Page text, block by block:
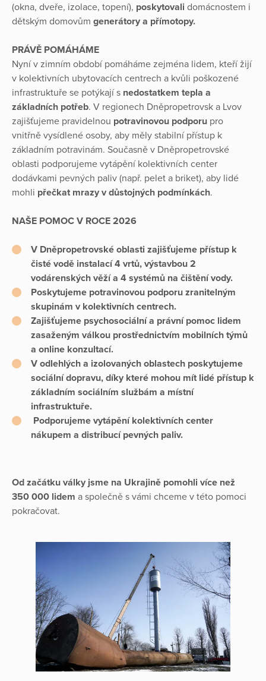
(okna, dveře, izolace, topení), poskytovali domácnostem i
dětským domovům generátory a přímotopy.
PRÁVĚ POMÁHÁME
Nyní v zimním období pomáháme zejména lidem, kteří žijí
v kolektivních ubytovacích centrech a kvůli poškozené
infrastruktuře se potýkají s nedostatkem tepla a
základních potřeb. V regionech Dněpropetrovsk a Lvov
zajišťujeme pravidelnou potravinovou podporu pro
vnitřně vysídlené osoby, aby měly stabilní přístup k
základním potravinám. Současně v Dněpropetrovské
oblasti podporujeme vytápění kolektivních center
dodávkami pevných paliv (např. pelet a briket), aby lidé
mohli přečkat mrazy v důstojných podmínkách.
NAŠE POMOC V ROCE 2026
V Dněpropetrovské oblasti zajišťujeme přístup k
čisté vodě instalací 4 vrtů, výstavbou 2
vodárenských věží a 4 systémů na čištění vody.
Poskytujeme potravinovou podporu zranitelným
skupinám v kolektivních centrech.
Zajišťujeme psychosociální a právní pomoc lidem
zasaženým válkou prostřednictvím mobilních týmů
a online konzultací.
V odlehlých a izolovaných oblastech poskytujeme
sociální dopravu, díky které mohou mít lidé přístup k
základním sociálním službám a místní
infrastruktuře.
Podporujeme vytápění kolektivních center
nákupem a distribucí pevných paliv.
Od začátku války jsme na Ukrajině pomohli více než
350 000 lidem a společně s vámi chceme v této pomoci
pokračovat.